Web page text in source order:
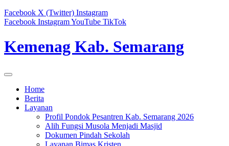
Facebook X (Twitter) Instagram
Facebook InstagramYouTube TikTok
Kemenag Kab. Semarang
Home
Berita
Layanan
Profil Pondok Pesantren Kab. Semarang 2026
Alih Fungsi Musola Menjadi Masjid
Dokumen Pindah Sekolah
Layanan Bimas Kristen